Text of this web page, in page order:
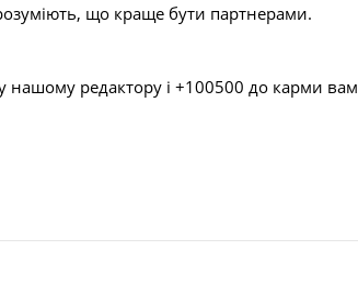
що краще бути партнерами.
нашому редактору і +100500 до карми вам